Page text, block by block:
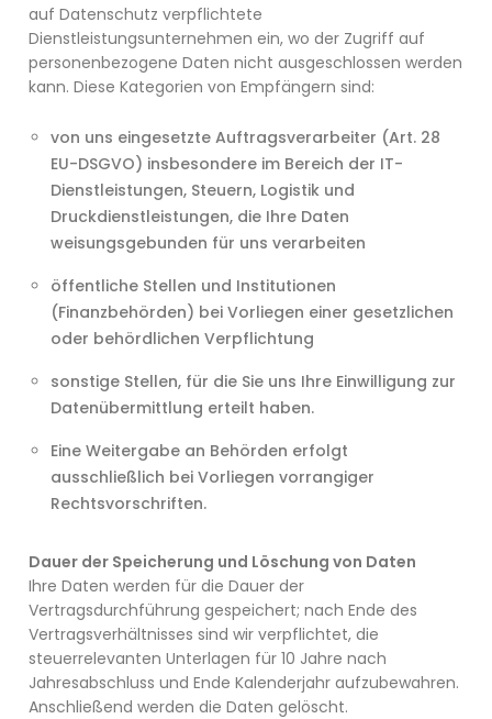
auf Datenschutz verpflichtete
Dienstleistungsunternehmen ein, wo der Zugriff auf
personenbezogene Daten nicht ausgeschlossen werden
kann. Diese Kategorien von Empfängern sind:
von uns eingesetzte Auftragsverarbeiter (Art. 28
EU-DSGVO) insbesondere im Bereich der IT-
Dienstleistungen, Steuern, Logistik und
Druckdienstleistungen, die Ihre Daten
weisungsgebunden für uns verarbeiten
öffentliche Stellen und Institutionen
(Finanzbehörden) bei Vorliegen einer gesetzlichen
oder behördlichen Verpflichtung
sonstige Stellen, für die Sie uns Ihre Einwilligung zur
Datenübermittlung erteilt haben.
Eine Weitergabe an Behörden erfolgt
ausschließlich bei Vorliegen vorrangiger
Rechtsvorschriften.
Dauer der Speicherung und Löschung von Daten
Ihre Daten werden für die Dauer der
Vertragsdurchführung gespeichert; nach Ende des
Vertragsverhältnisses sind wir verpflichtet, die
steuerrelevanten Unterlagen für 10 Jahre nach
Jahresabschluss und Ende Kalenderjahr aufzubewahren.
Anschließend werden die Daten gelöscht.